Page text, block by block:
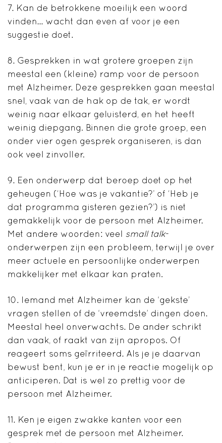
7. Kan de betrokkene moeilijk een woord
vinden… wacht dan even af voor je een
suggestie doet.
8. Gesprekken in wat grotere groepen zijn
meestal een (kleine) ramp voor de persoon
met Alzheimer. Deze gesprekken gaan meestal
snel, vaak van de hak op de tak, er wordt
weinig naar elkaar geluisterd, en het heeft
weinig diepgang. Binnen die grote groep, een
onder vier ogen gesprek organiseren, is dan
ook veel zinvoller.
9. Een onderwerp dat beroep doet op het
geheugen (‘Hoe was je vakantie?’ of ‘Heb je
dat programma gisteren gezien?’) is niet
gemakkelijk voor de persoon met Alzheimer.
Met andere woorden: veel small talk-
onderwerpen zijn een probleem, terwijl je over
meer actuele en persoonlijke onderwerpen
makkelijker met elkaar kan praten.
10. Iemand met Alzheimer kan de ‘gekste’
vragen stellen of de ‘vreemdste’ dingen doen.
Meestal heel onverwachts. De ander schrikt
dan vaak, of raakt van zijn apropos. Of
reageert soms geïrriteerd. Als je je daarvan
bewust bent, kun je er in je reactie mogelijk op
anticiperen. Dat is wel zo prettig voor de
persoon met Alzheimer.
11. Ken je eigen zwakke kanten voor een
gesprek met de persoon met Alzheimer.